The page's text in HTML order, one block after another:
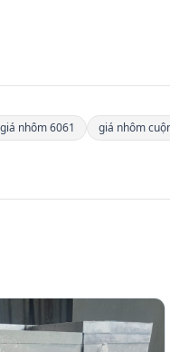
giá nhôm 6061 giá nhôm